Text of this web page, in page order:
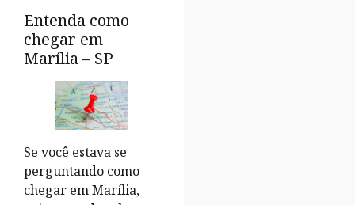
Entenda como
chegar em
Marília – SP
Se você estava se
perguntando como
chegar em Marília,